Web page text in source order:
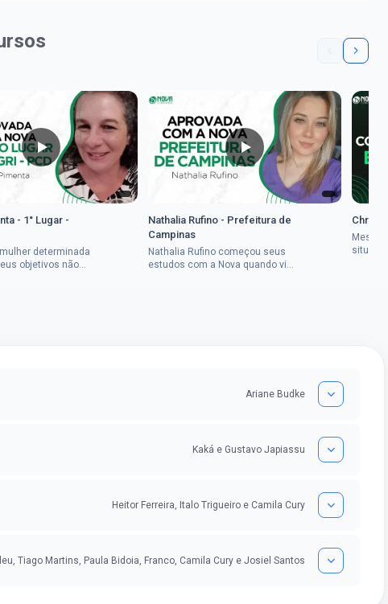
- 1° Lugar -
determinada
objetivos não
Nathalia Rufino - Prefeitura de
Campinas
Nathalia Rufino começou seus
estudos com a Nova quando viu
Mesmo
Ariane Budke
Kaká e Gustavo Japiassu
Heitor Ferreira, Italo Trigueiro e Camila Cury
Tiago Martins, Paula Bidoia, Franco, Camila Cury e Josiel Santos